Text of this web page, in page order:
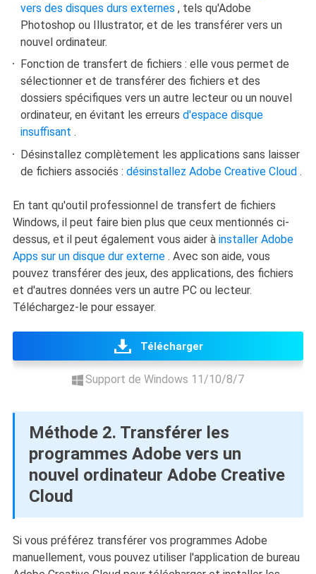
vers des disques durs externes , tels qu'Adobe
Photoshop ou Illustrator, et de les transférer vers un
nouvel ordinateur.
Fonction de transfert de fichiers : elle vous permet de
sélectionner et de transférer des fichiers et des
dossiers spécifiques vers un autre lecteur ou un nouvel
ordinateur, en évitant les erreursd'espace disque
insuffisant .
Désinstallez complètement les applications sans laisser
de fichiers associés :désinstallez Adobe Creative Cloud .
En tant qu'outil professionnel de transfert de fichiers
Windows, il peut faire bien plus que ceux mentionnés ci-
dessus, et il peut également vous aider à installer Adobe
Apps sur un disque dur externe. Avec son aide, vous
pouvez transférer des jeux, des applications, des fichiers
et d'autres données vers un autre PC ou lecteur.
Téléchargez-le pour essayer.
Télécharger
Support de Windows 11/10/8/7
Méthode 2. Transférer les
programmes Adobe vers un
nouvel ordinateur Adobe Creative
Cloud
Si vous préférez transférer vos programmes Adobe
manuellement, vous pouvez utiliser l'application de bureau